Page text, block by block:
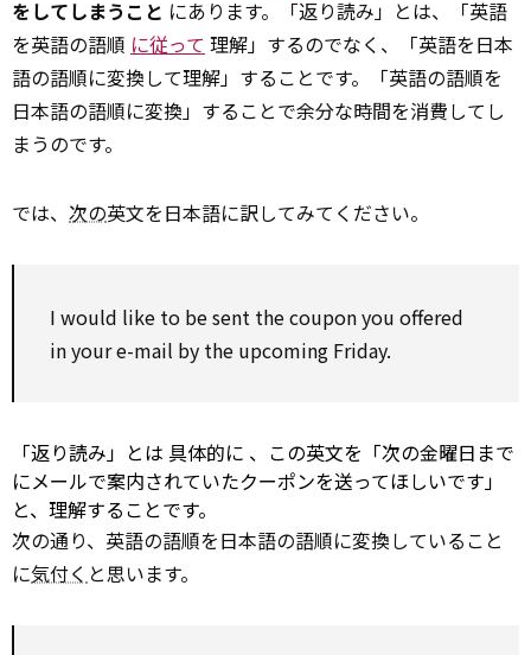
をしてしまうこと にあります。「返り読み」とは、「英語
を英語の語順 に従って 理解」するのでなく、「英語を日本
語の語順に変換して理解」することです。「英語の語順を
日本語の語順に変換」することで余分な時間を消費してし
まうのです。
では、 次の英文を日本語に訳してみてください。
I would like to be sent thecouponyou offered
in your e-mail by the upcoming Friday.
「返り読み」とは 具体的に 、この英文を「次の金曜日まで
にメールで案内されていたクーポンを送ってほしいです」
と、理解することです。
次の通り、英語の語順を日本語の語順に変換していること
に気付く と思います。